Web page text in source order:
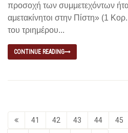
προσοχή των συμμετεχόντων
αμετακίνητοι στην Πίστη» (1
του τριημέρου...
CONTINUE READING
41 42 43 44 45